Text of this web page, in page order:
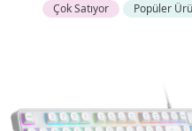
Çok Satıyor Popüler